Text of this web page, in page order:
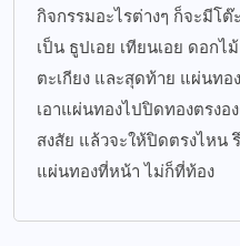
กิจกรรมอะไรต่างๆ ก็จะมีโ
เป็น ธูปเอย เทียนเอย ดอก
ตะเกียง และสุดท้าย แผ่นท
เอาแผ่นทองไปปิดทองตรงอ
สงสัย แล้วจะให้ปิดตรงไหน
แผ่นทองที่หน้า ไม่ก็ที่ท้อง